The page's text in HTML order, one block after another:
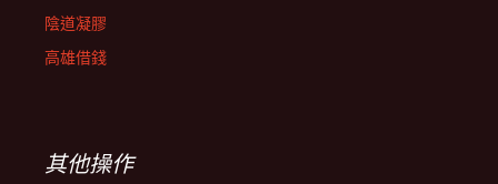
陰道凝膠
高雄借錢
其他操作